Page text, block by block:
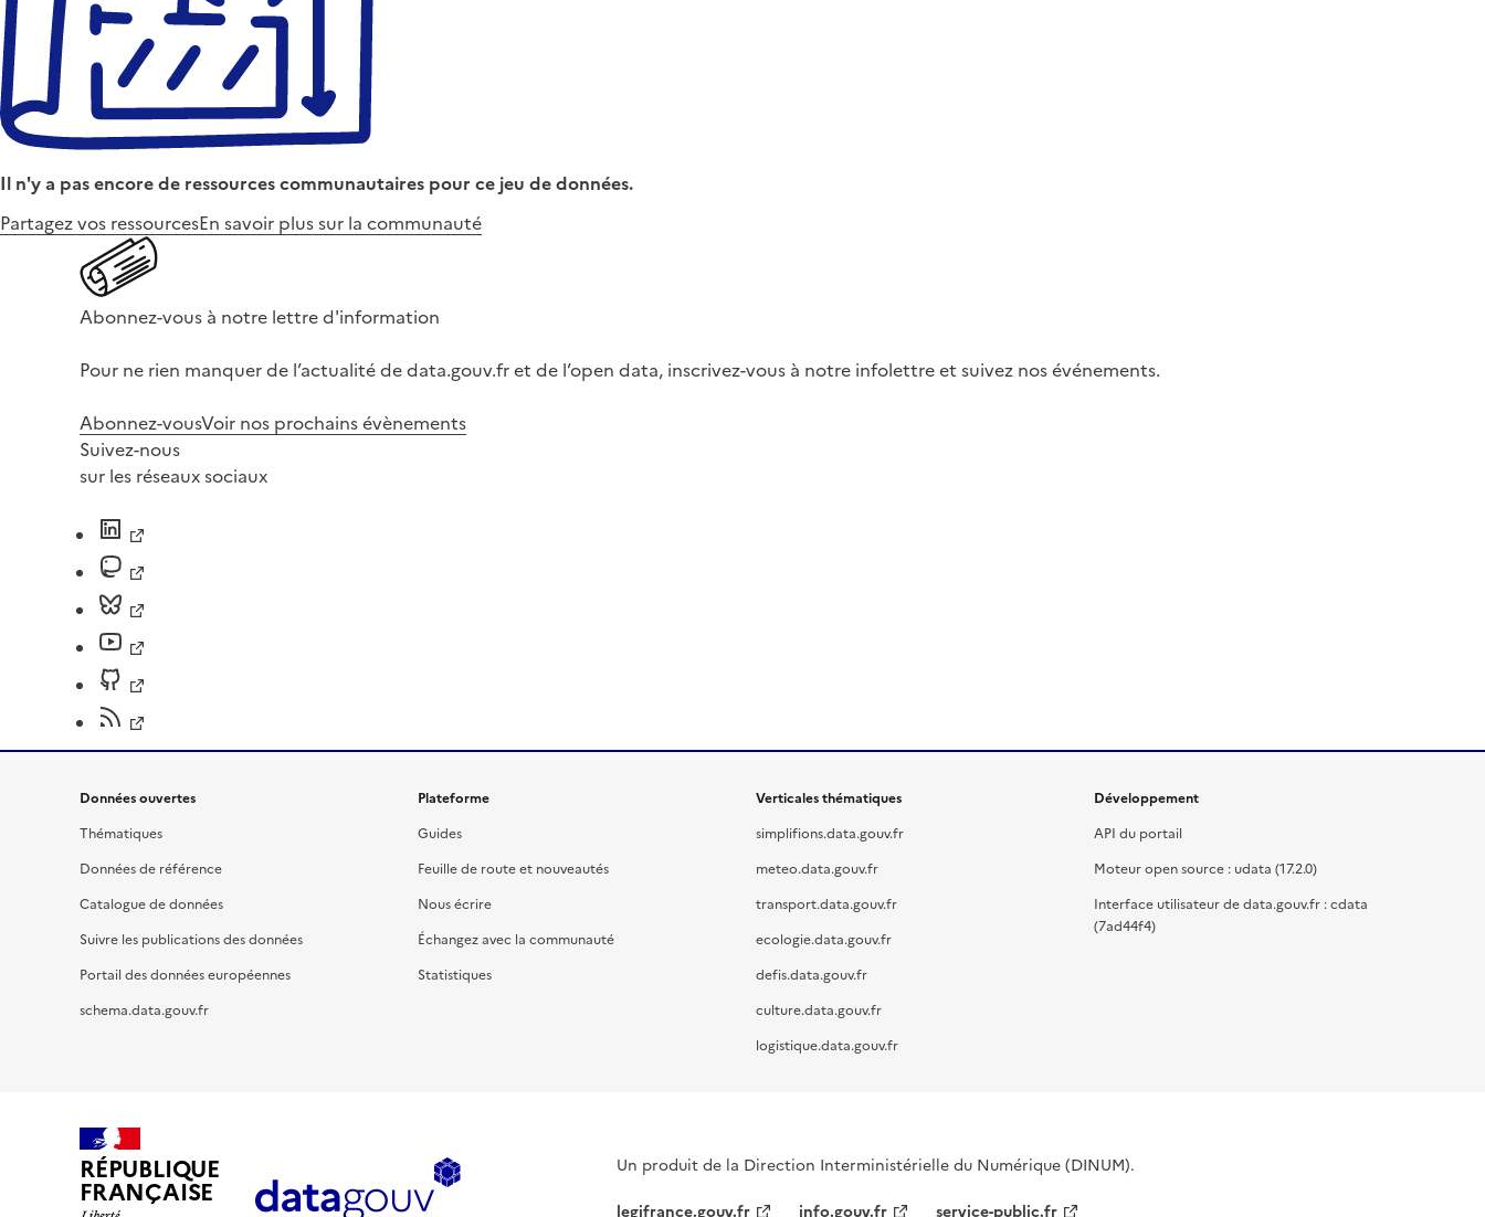
Il n'y a pas encore de ressources communautaires pour ce jeu de données.
Partagez vos ressourcesEn savoir plus sur la communauté
Abonnez-vous à notre lettre d'information
Pour ne rien manquer de l’actualité de data.gouv.fr et de l’open data, inscrivez-vous à notre infolettre et suivez nos événements.
Abonnez-vousVoir nos prochains évènements
Suivez-nous
sur les réseaux sociaux
Données ouvertes
Thématiques
Données de référence
Catalogue de données
Suivre les publications des données
Portail des données européennes
schema.data.gouv.fr
Plateforme
Guides
Feuille de route et nouveautés
Nous écrire
Échangez avec la communauté
Statistiques
Verticales thématiques
simplifions.data.gouv.fr
meteo.data.gouv.fr
transport.data.gouv.fr
ecologie.data.gouv.fr
defis.data.gouv.fr
culture.data.gouv.fr
logistique.data.gouv.fr
Développement
API du portail
Moteur open source : udata (17.2.0)
Interface utilisateur de data.gouv.fr : cdata
(7ad44f4)
RÉPUBLIQUE
FRANÇAISE
Un produit de la Direction Interministérielle du Numérique (DINUM).